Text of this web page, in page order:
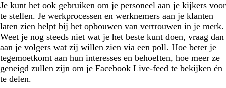
Je kunt het ook gebruiken om je personeel aan je kijkers voor
te stellen. Je werkprocessen en werknemers aan je klanten
laten zien helpt bij het opbouwen van vertrouwen in je merk.
Weet je nog steeds niet wat je het beste kunt doen, vraag dan
aan je volgers wat zij willen zien via een poll. Hoe beter je
tegemoetkomt aan hun interesses en behoeften, hoe meer ze
geneigd zullen zijn om je Facebook Live-feed te bekijken én
te delen.